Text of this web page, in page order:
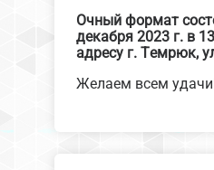
Очный формат
декабря 2023 г. в
адресу г. Темрюк,
Желаем всем